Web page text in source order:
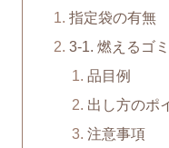
指定袋の有無
3-1. 燃えるゴ
品目例
出し方のポ
注意事項